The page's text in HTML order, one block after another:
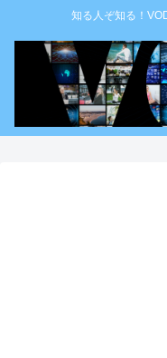
知る人ぞ知る！